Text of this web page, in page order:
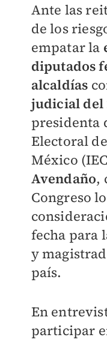
Ante las
de los
empatar la
diputados
alcaldías
judicial del
presidenta
Electoral
México
Avendaño,
Congreso
fecha para
y
país.
En
participar